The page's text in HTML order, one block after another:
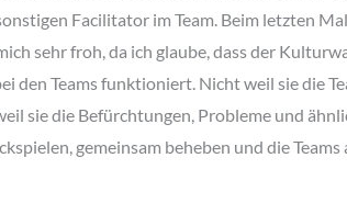
Facilitator im Team. Beim letzten
sehr froh, da ich glaube, dass der
den Teams funktioniert. Nicht weil sie die
sie die Befürchtungen, Probleme und
gemeinsam beheben und die Teams